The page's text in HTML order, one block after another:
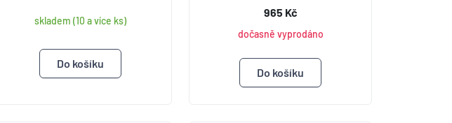
skladem (10 a více ks)
965 Kč
dočasně vyprodáno